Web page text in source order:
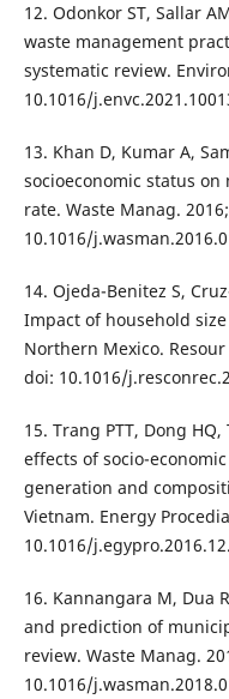
12. Odonkor ST, Sallar
waste management
systematic review.
10.1016/
13. Khan D, Kumar A,
socioeconomic status
rate. Waste Manag.
10.1016/
14. Ojeda-Benitez S,
Impact of household
Northern Mexico. Resour
doi: 10.1016/
15. Trang PTT, Dong
effects of socio-
generation and
Vietnam. Energy
10.1016/
16. Kannangara M, Dua
and prediction of
review. Waste Manag.
10.1016/